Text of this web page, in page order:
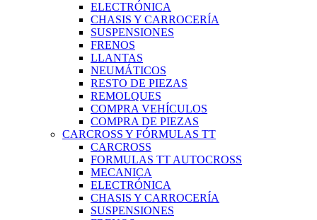
ELECTRÓNICA
CHASIS Y CARROCERÍA
SUSPENSIONES
FRENOS
LLANTAS
NEUMÁTICOS
RESTO DE PIEZAS
REMOLQUES
COMPRA VEHÍCULOS
COMPRA DE PIEZAS
CARCROSS Y FÓRMULAS TT
CARCROSS
FORMULAS TT AUTOCROSS
MECANICA
ELECTRÓNICA
CHASIS Y CARROCERÍA
SUSPENSIONES